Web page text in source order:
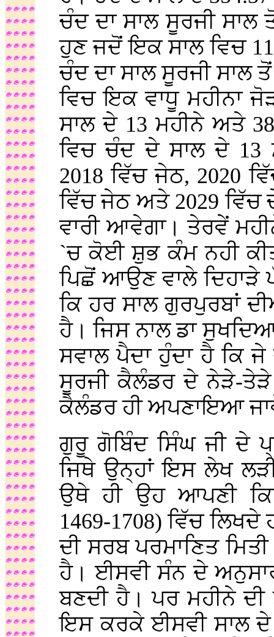
ਚੰਦ ਦਾ ਸਾਲ ਸੂਰਜੀ ਸਾਲ
ਹੁਣ ਜਦੋਂ ਇਕ ਸਾਲ ਵਿਚ
ਚੰਦ ਦਾ ਸਾਲ ਸੂਰਜੀ ਸਾਲ
ਵਿਚ ਇਕ ਵਾਧੂ ਮਹੀਨਾ
ਸਾਲ ਦੇ 13 ਮਹੀਨੇ ਅਤੇ
ਵਿਚ ਚੰਦ ਦੇ ਸਾਲ ਦੇ 13
2018 ਵਿੱਚ ਜੇਠ, 2020
ਵਿੱਚ ਜੇਠ ਅਤੇ 2029 ਵਿੱਚ
ਵਾਰੀ ਆਵੇਗਾ। ਤੇਰਵੇਂ
`ਚ ਕੋਈ ਸ਼ੁਭ ਕੰਮ ਨਹੀ
ਪਿਛੋਂ ਆਉਣ ਵਾਲੇ ਦਿਹਾੜੇ
ਕਿ ਹਰ ਸਾਲ ਗੁਰਪੁਰਬਾਂ
ਹੈ। ਜਿਸ ਨਾਲ ਡਾ
ਸਵਾਲ ਪੈਦਾ ਹੁੰਦਾ ਹੈ ਕਿ
ਸੂਰਜੀ ਕੈਲੰਡਰ ਦੇ ਨੇੜੇ-ਤੇੜੇ
ਕੈਲੰਡਰ ਹੀ ਅਪਣਾਇਆ
ਗੁਰੂ ਗੋਬਿੰਦ ਸਿੰਘ ਜੀ ਦੇ
ਜਿਥੇ ਉਨ੍ਹਾਂ ਇਸ ਲੇਖ
ਉਥੇ ਹੀ ਉਹ ਆਪਣੀ
1469-1708) ਵਿੱਚ
ਦੀ ਸਰਬ ਪਰਮਾਣਿਤ
ਹੈ। ਈਸਵੀ ਸੰਨ ਦੇ
ਬਣਦੀ ਹੈ। ਪਰ ਮਹੀਨੇ ਦੀ
ਇਸ ਕਰਕੇ ਈਸਵੀ ਸਾਲ